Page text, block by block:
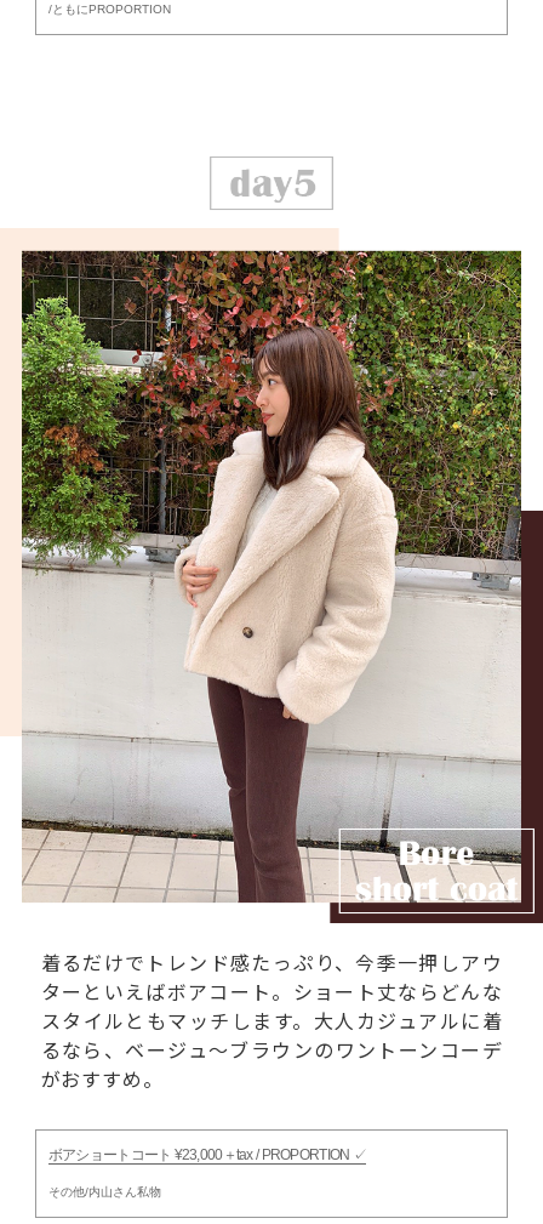
/ともにPROPORTION
着るだけでトレンド感たっぷり、今季一押しアウ
ターといえばボアコート。ショート丈ならどんな
スタイルともマッチします。大人カジュアルに着
るなら、ベージュ〜ブラウンのワントーンコーデ
がおすすめ。
ボアショートコート ¥23,000＋tax / PROPORTION ✓
その他/内山さん私物